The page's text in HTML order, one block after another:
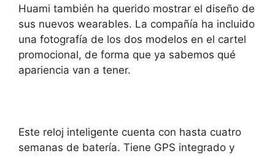
Huami también ha querido mostrar el diseño de
sus nuevos wearables. La compañía ha incluido
una fotografía de los dos modelos en el cartel
promocional, de forma que ya sabemos qué
apariencia van a tener.
Este reloj inteligente cuenta con hasta cuatro
semanas de batería. Tiene GPS integrado y